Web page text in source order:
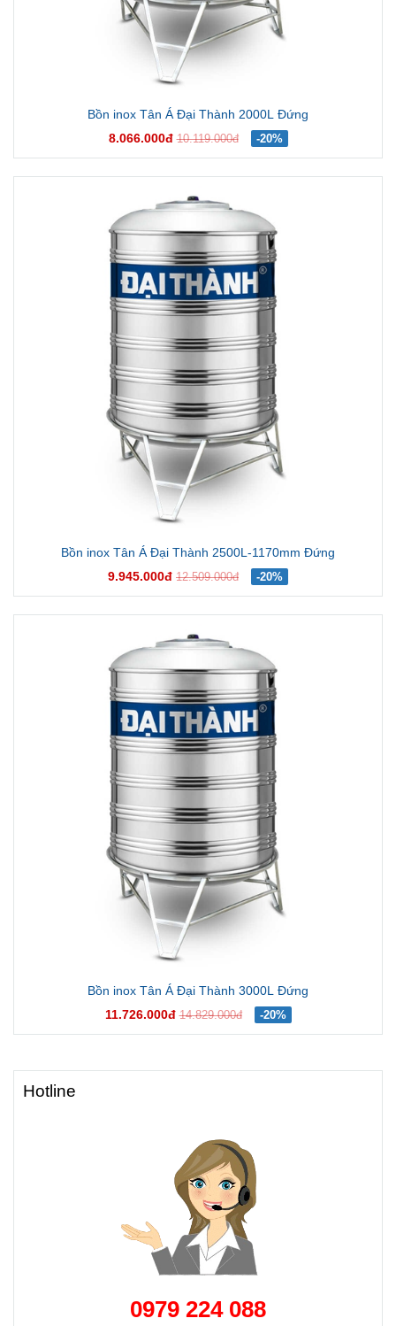
Bồn inox Tân Á Đại Thành 2000L Đứng
8.066.000đ 10.119.000đ -20%
Bồn inox Tân Á Đại Thành 2500L-1170mm Đứng
9.945.000đ 12.509.000đ -20%
Bồn inox Tân Á Đại Thành 3000L Đứng
11.726.000đ 14.829.000đ -20%
Hotline
0979 224 088